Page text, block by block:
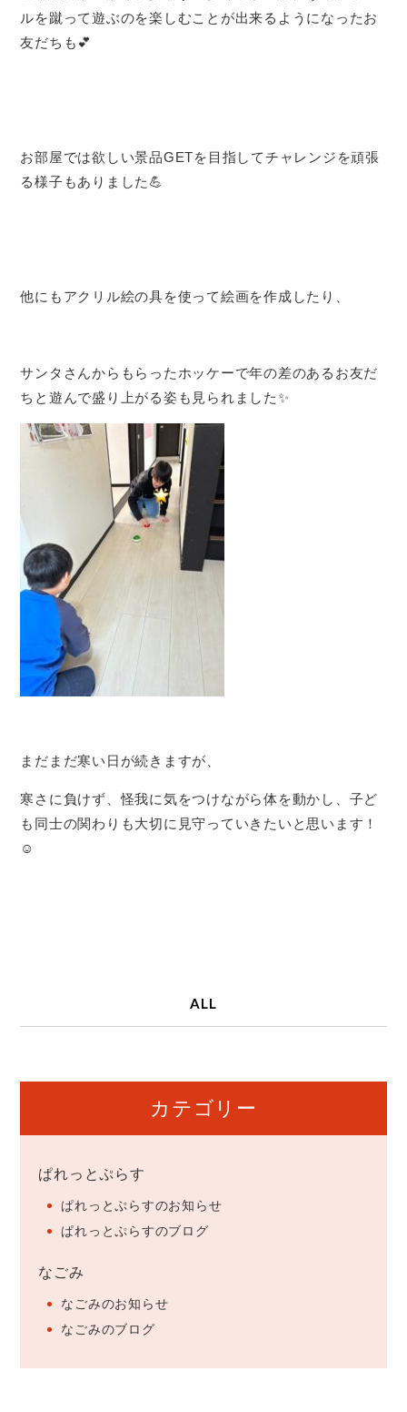
ルを蹴って遊ぶのを楽しむことが出来るようになったお
友だちも︎💕︎︎
お部屋では欲しい景品GETを目指してチャレンジを頑張
る様子もありました💪
他にもアクリル絵の具を使って絵画を作成したり、
サンタさんからもらったホッケーで年の差のあるお友だ
ちと遊んで盛り上がる姿も見られました✨️
まだまだ寒い日が続きますが、
寒さに負けず、怪我に気をつけながら体を動かし、子ど
も同士の関わりも大切に見守っていきたいと思います！
☺️
ALL
カテゴリー
ぱれっとぷらす
ぱれっとぷらすのお知らせ
ぱれっとぷらすのブログ
なごみ
なごみのお知らせ
なごみのブログ